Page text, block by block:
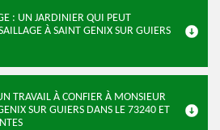
: UN JARDINIER QUI PEUT
À SAINT GENIX SUR GUIERS
TRAVAIL À CONFIER À MONSIEUR
SUR GUIERS DANS LE 73240 ET